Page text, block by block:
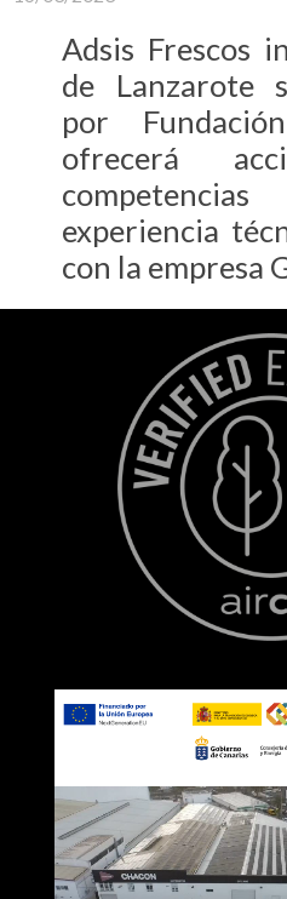
Adsis Frescos
de Lanzarote
por
ofrecerá
experiencia
con la empresa